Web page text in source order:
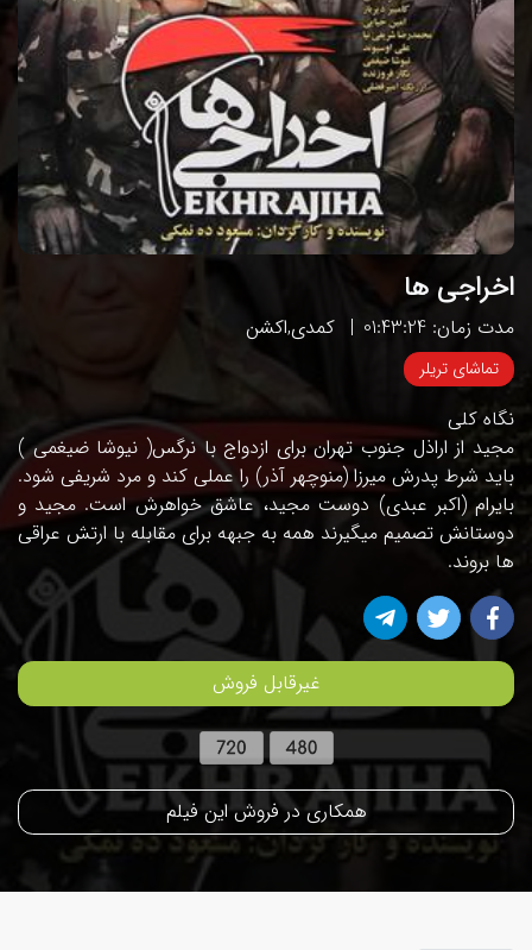
اخراجی ها
مدت زمان: 01:43:24 کمدی,اکشن
تماشای تریلر
نگاه کلی
مجید از اراذل جنوب تهران برای ازدواج با نرگس( نیوشا ضیغمی )
باید شرط پدرش میرزا (منوچهر آذر) را عملی کند و مرد شریفی شود.
بایرام (اکبر عبدی) دوست مجید، عاشق خواهرش است. مجید و
دوستانش تصمیم میگیرند همه به جبهه برای مقابله با ارتش عراقی
ها بروند.
غیرقابل فروش
همکاری در فروش این فیلم